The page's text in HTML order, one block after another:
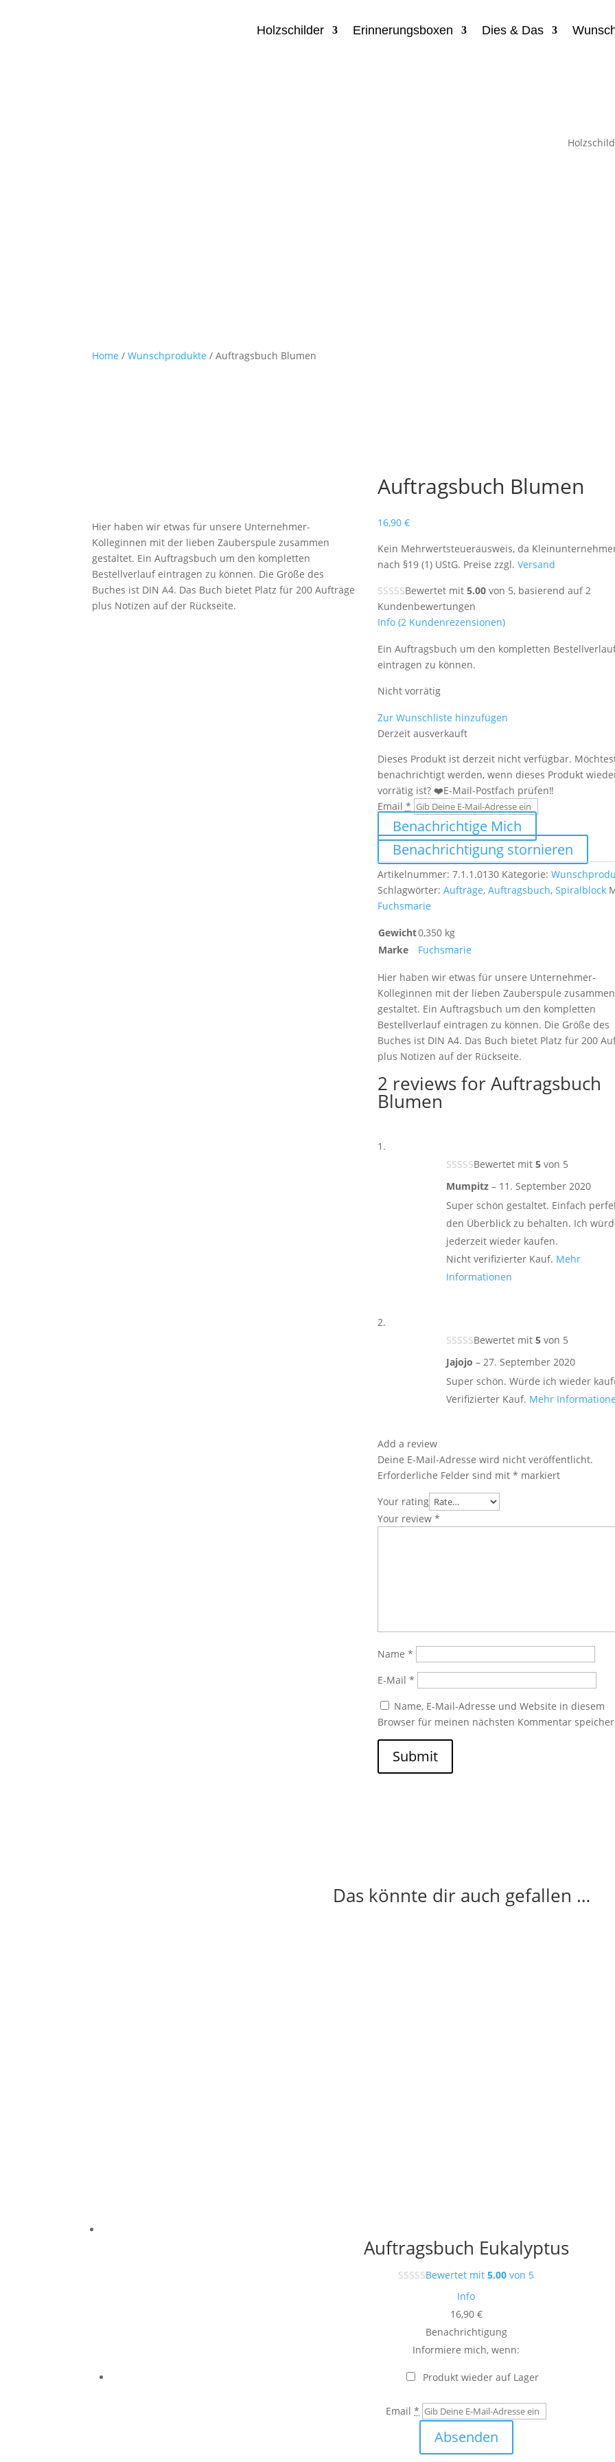
Holzschilder Erinnerungsboxen Dies & Das
Home /Wunschprodukte / Auftragsbuch Blumen
Hier haben wir etwas für unsere Unternehmer-
Kolleginnen mit der lieben Zauberspule zusammen
gestaltet. Ein Auftragsbuch um den kompletten
Bestellverlauf eintragen zu können. Die Größe des
Buches ist DIN A4. Das Buch bietet Platz für 200 Aufträge
plus Notizen auf der Rückseite.
Auftragsbuch Blumen
16,90 €
Kein Mehrwertsteuerausweis, da
nach §19 (1) UStG. Preise zzgl. Versand
Bewertet mit 5.00von 5, basierend auf2
Kundenbewertungen
Info (2Kundenrezensionen)
Ein Auftragsbuch um den kompletten
eintragen zu können.
Nicht vorrätig
Zur Wunschliste hinzufügen
Derzeit ausverkauft
Dieses Produkt ist derzeit nicht verfügbar.
benachrichtigt werden, wenn dieses Produkt
vorrätig ist? ❤️E-Mail-Postfach prüfen‼️
Email *
Benachrichtige Mich
Benachrichtigung stornieren
Artikelnummer: 7.1.1.0130 Kategorie:
Schlagwörter: Aufträge, Auftragsbuch, Spiralblock
Fuchsmarie
Gewicht0,350 kg
Marke
Fuchsmarie
Hier haben wir etwas für unsere Unternehmer-
Kolleginnen mit der lieben Zauberspule zusammen
gestaltet. Ein Auftragsbuch um den kompletten
Bestellverlauf eintragen zu können. Die Größe des
Buches ist DIN A4. Das Buch bietet Platz für 200
plus Notizen auf der Rückseite.
2 reviews forAuftragsbuch
Blumen
Bewertet mit 5von 5
Mumpitz – 11. September 2020
Super schön gestaltet. Einfach
den Überblick zu behalten. Ich
jederzeit wieder kaufen.
Nicht verifizierter Kauf. Mehr
Informationen
Bewertet mit 5von 5
Jajojo – 27. September 2020
Super schön. Würde ich wieder
Verifizierter Kauf. Mehr
Add a review
Deine E-Mail-Adresse wird nicht veröffentlicht.
Erforderliche Felder sind mit * markiert
Your rating
Your review *
Name *
E-Mail *
Name, E-Mail-Adresse und Website in diesem
Browser für meinen nächsten Kommentar
Submit
Das könnte dir auch gefallen …
Auftragsbuch Eukalyptus
Bewertet mit 5.00 von 5
Info
16,90 €
Benachrichtigung
Informiere mich, wenn:
Produkt wieder auf Lager
Email *
Absenden